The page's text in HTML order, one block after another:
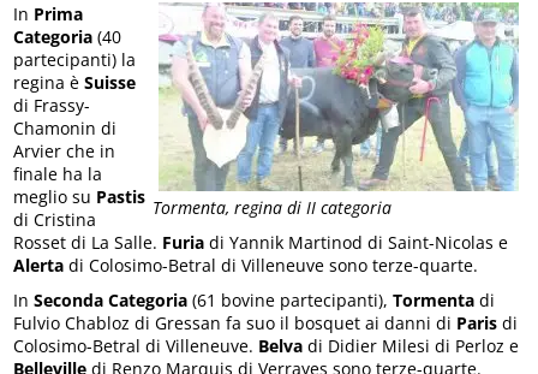
Tormenta, regina di II categoria
In Prima
Categoria (40
partecipanti) la
regina èSuisse
di Frassy-
Chamonin di
Arvier che in
finale ha la
meglio su Pastis
di Cristina
Rosset di La Salle. Furia di Yannik Martinod di Saint-Nicolas e
Alerta di Colosimo-Betral di Villeneuve sono terze-quarte.
InSeconda Categoria (61 bovine partecipanti),Tormenta di
Fulvio Chabloz di Gressan fa suo il bosquet ai danni di Paris di
Colosimo-Betral di Villeneuve. Belvadi Didier Milesi di Perloz e
Belleville di Renzo Marquis di Verrayes sono terze-quarte.